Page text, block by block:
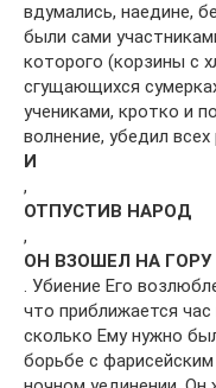
вдумались, наедине,
были сами
которого (корзины с
сгущающихся
учениками, кротко и
волнение, убедил всех
И
,
ОТПУСТИВ НАРОД
,
ОН ВЗОШЕЛ НА
. Убиение Его
что приближается
сколько Ему нужно
борьбе с